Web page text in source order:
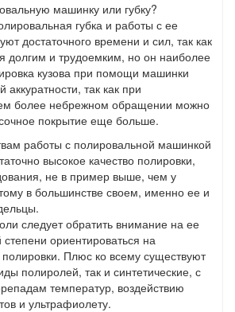
машинку или губку?
губка и работы с ее
достаточного времени и сил, так как
долгим и трудоемким, но он наиболее
кузова при помощи машинки
аккуратности, так как при
более небрежном обращении можно
покрытие еще больше.
работы с полировальной машинкой
высокое качество полировки,
не в пример выше, чем у
в большинстве своем, именно ее и
следует обратить внимание на ее
ориентироваться на
Плюс ко всему существуют
полиролей, так и синтетические, с
температур, воздействию
и ультрафиолету.